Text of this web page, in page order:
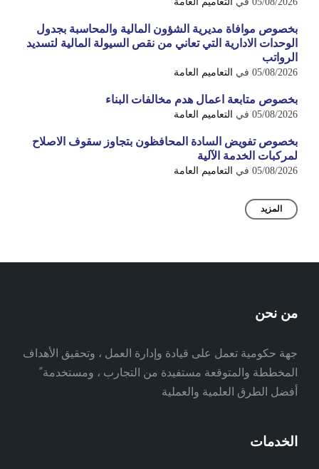
بخصوص موافاة مديرية الشؤون المالية والمحاسبة بجدول
الوحدات الادارية التي تعاني من نقص السيولة المالية لتسديد
الرواتب
05/08/2026 في التعاميم العامة
بخصوص متابعة اعمال هدم مخالفات البناء
05/08/2026 في التعاميم العامة
بخصوص تفويض السادة المحافظون بتجاوز سقوف الاصلاح
لمركبات الخدمة الآلية
05/08/2026 في التعاميم العامة
المزيد
من نحن
جهة حكومية تعمل على قيادة وإدارة العمل ، وتحقيق الأهداف
المخططة والمتوقعة مستفيدة من التجارب ، ومستخدمة ً
أفضل الطرق العلمية والعملية
الخدمات